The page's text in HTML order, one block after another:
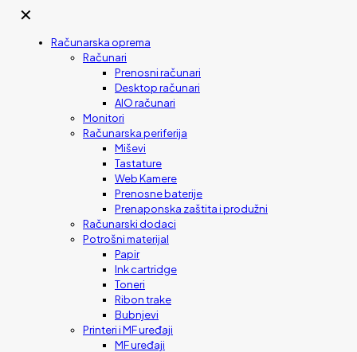
✕
Računarska oprema
Računari
Prenosni računari
Desktop računari
AIO računari
Monitori
Računarska periferija
Miševi
Tastature
Web Kamere
Prenosne baterije
Prenaponska zaštita i produžni
Računarski dodaci
Potrošni materijal
Papir
Ink cartridge
Toneri
Ribon trake
Bubnjevi
Printeri i MF uređaji
MF uređaji